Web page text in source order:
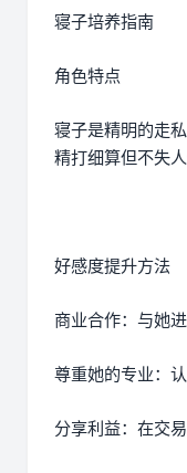
寝子培养指南
角色特点
寝子是精明的走
精打细算但不失
好感度提升方法
商业合作：与她
尊重她的专业：
分享利益：在交